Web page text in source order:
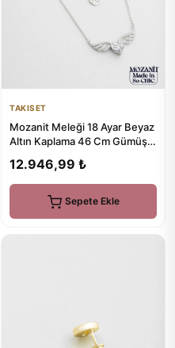
TAKISET
Mozanit Meleği 18 Ayar Beyaz
Altın Kaplama 46 Cm Gümüş
12.946,99 ₺
Sepete Ekle